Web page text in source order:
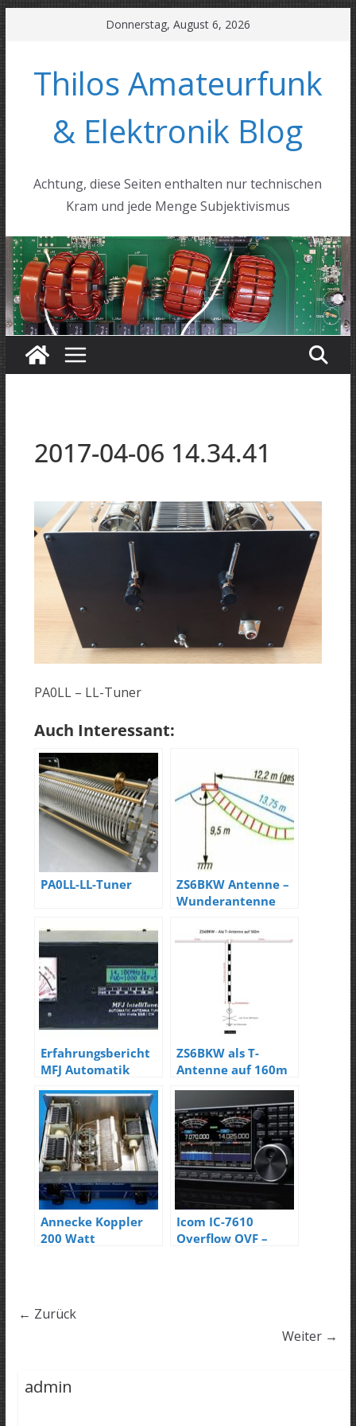
Inhalt
springen
Donnerstag, August 6, 2026
Thilos Amateurfunk
& Elektronik Blog
Achtung, diese Seiten enthalten nur technischen
Kram und jede Menge Subjektivismus
2017-04-06 14.34.41
PA0LL – LL-Tuner
Auch Interessant:
PA0LL-LL-Tuner
ZS6BKW Antenne –
Wunderantenne
Erfahrungsbericht
MFJ Automatik
Tuner
ZS6BKW als T-
Antenne auf 160m
Annecke Koppler
200 Watt
Icom IC-7610
Overflow OVF –
← Zurück
Weiter →
admin